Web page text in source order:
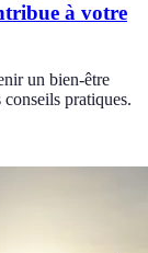
à votre
un bien-être
pratiques.